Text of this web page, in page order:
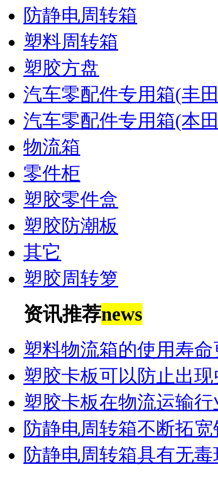
防静电周转箱
塑料周转箱
塑胶方盘
汽车零配件专用箱(丰
汽车零配件专用箱(本
物流箱
零件柜
塑胶零件盒
塑胶防潮板
其它
塑胶周转箩
资讯推荐news
塑料物流箱的使用寿命
塑胶卡板可以防止出
塑胶卡板在物流运输
防静电周转箱不断拓
防静电周转箱具有无